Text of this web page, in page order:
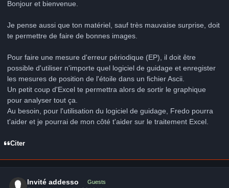
Bonjour et bienvenue.
Je pense aussi que ton matériel, sauf très mauvaise surprise, doit
te permettre de faire de bonnes images.
Pour faire une mesure d'erreur périodique (EP), il doit être
possible d'utiliser n'importe quel logiciel de guidage et enregister
les mesures de position de l'étoile dans un fichier Ascii.
Un petit coup d'Excel te permettra alors de sortir le graphique
pour analyser tout ça.
Au besoin, pour l'utilisation du logiciel de guidage, Fredo pourra
t'aider et je pourrai de mon côté t'aider sur le traitement Excel.
Citer
Invité addesso Guests